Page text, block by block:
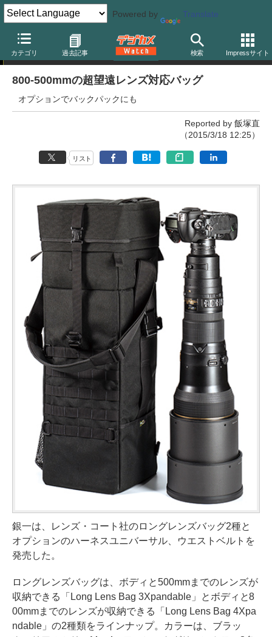
Powered by Translate
カテゴリ 過去記事 検索 Impressサイト
ニュース
800-500mmの超望遠レンズ対応バッグ
オプションでバックパックにも
Reported by 飯塚直
（2015/3/18 12:25）
リスト
銀一は、レンズ・コート社のロングレンズバッグ2種と
オプションのハーネスユニバーサル、ウエストベルトを
発売した。
ロングレンズバッグは、ボディと500mmまでのレンズが
収納できる「Long Lens Bag 3Xpandable」とボディと8
00mmまでのレンズが収納できる「Long Lens Bag 4Xpa
ndable」の2種類をラインナップ。カラーは、ブラッ